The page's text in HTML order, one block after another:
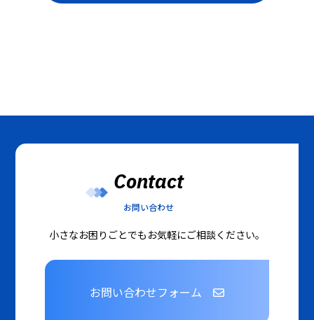
Contact
お問い合わせ
小さなお困りごとでもお気軽にご相談ください。
お問い合わせフォーム